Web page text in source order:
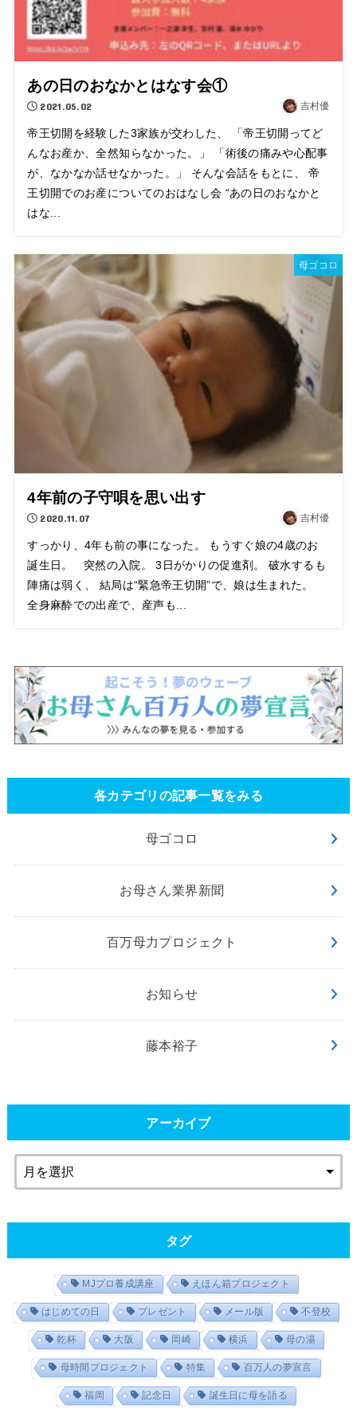
あの日のおなかとはなす会①
2021.05.02 吉村優
帝王切開を経験した3家族が交わした、 「帝王切開ってど
んなお産か、全然知らなかった。」 「術後の痛みや心配事
が、なかなか話せなかった。」 そんな会話をもとに、 帝
王切開でのお産についてのおはなし会 “あの日のおなかと
はな...
母ゴコロ
4年前の子守唄を思い出す
2020.11.07 吉村優
すっかり、4年も前の事になった。 もうすぐ娘の4歳のお
誕生日。 突然の入院。 3日がかりの促進剤。 破水するも
陣痛は弱く、 結局は“緊急帝王切開”で、娘は生まれた。
全身麻酔での出産で、産声も...
各カテゴリの記事一覧をみる
母ゴコロ
お母さん業界新聞
百万母力プロジェクト
お知らせ
藤本裕子
アーカイブ
タグ
MJプロ養成講座 えほん箱プロジェクト
はじめての日 プレゼント メール版 不登校
乾杯 大阪 岡崎 横浜 母の湯
母時間プロジェクト 特集 百万人の夢宣言
福岡 記念日 誕生日に母を語る